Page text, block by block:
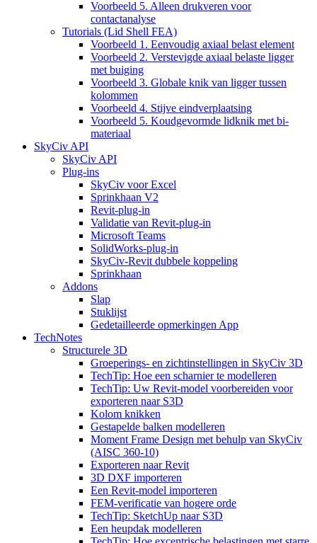
Voorbeeld 5. Alleen drukveren voor
contactanalyse
Tutorials (Lid Shell FEA)
Voorbeeld 1. Eenvoudig axiaal belast element
Voorbeeld 2. Verstevigde axiaal belaste ligger
met buiging
Voorbeeld 3. Globale knik van ligger tussen
kolommen
Voorbeeld 4. Stijve eindverplaatsing
Voorbeeld 5. Koudgevormde lidknik met bi-
materiaal
SkyCiv API
SkyCiv API
Plug-ins
SkyCiv voor Excel
Sprinkhaan V2
Revit-plug-in
Validatie van Revit-plug-in
Microsoft Teams
SolidWorks-plug-in
SkyCiv-Revit dubbele koppeling
Sprinkhaan
Addons
Slap
Stuklijst
Gedetailleerde opmerkingen App
TechNotes
Structurele 3D
Groeperings- en zichtinstellingen in SkyCiv 3D
TechTip: Hoe een scharnier te modelleren
TechTip: Uw Revit-model voorbereiden voor
exporteren naar S3D
Kolom knikken
Gestapelde balken modelleren
Moment Frame Design met behulp van SkyCiv
(AISC 360-10)
Exporteren naar Revit
3D DXF importeren
Een Revit-model importeren
FEM-verificatie van hogere orde
TechTip: SketchUp naar S3D
Een heupdak modelleren